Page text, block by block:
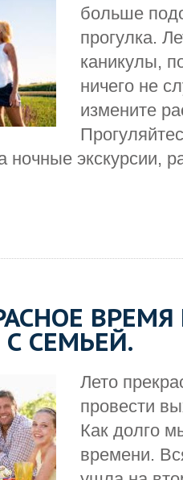
больше
прогулка.
каникулы,
ничего не
измените
ночные экскурсии,
СЕМЬЕЙ.
Лето
провести
Как долго
времени.